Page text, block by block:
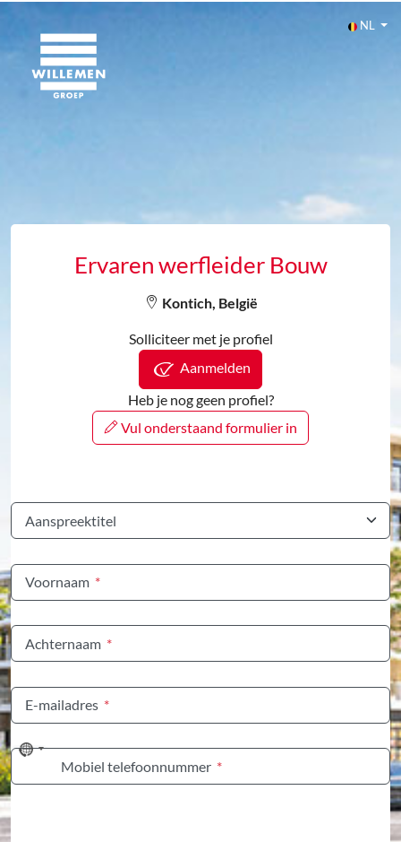
NL
Ervaren werfleider Bouw
Kontich, België
Solliciteer met je profiel
Aanmelden
Heb je nog geen profiel?
Vul onderstaand formulier in
Aanspreektitel
Voornaam *
Achternaam *
E-mailadres *
No
countryMobiel telefoonnummer *